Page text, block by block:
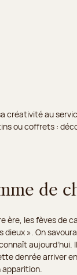
créativité au
ou coffrets :
de
ère, les fèves de
». On
denrée arriver